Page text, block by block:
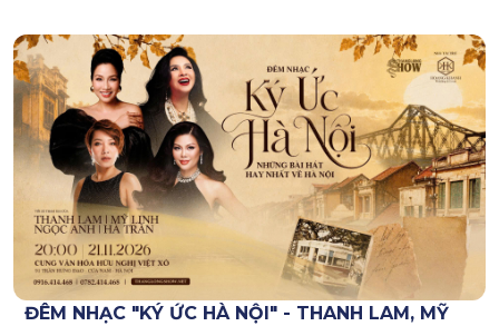
ĐÊM NHẠC "KÝ ỨC HÀ NỘI" - THANH LAM, MỸ